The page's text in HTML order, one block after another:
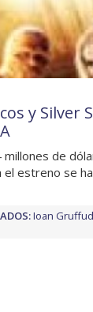
y Silver
millones de
el estreno se
Ioan